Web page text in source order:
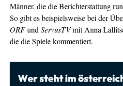
Männer, die die Berichterstattung
So gibt es beispielsweise bei der
ORFund ServusTVmit Anna
die die Spiele kommentiert.